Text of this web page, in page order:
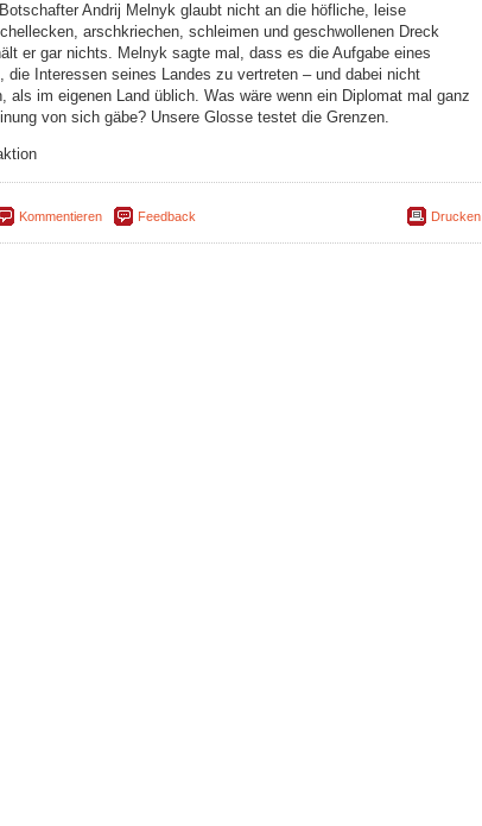
Andrij Melnyk glaubt nicht an die höfliche, leise
arschkriechen, schleimen und geschwollenen Dreck
er gar nichts. Melnyk sagte mal, dass es die Aufgabe eines
die Interessen seines Landes zu vertreten – und dabei nicht
als im eigenen Land üblich. Was wäre wenn ein Diplomat mal ganz
von sich gäbe? Unsere Glosse testet die Grenzen.
Kommentieren Feedback Drucken